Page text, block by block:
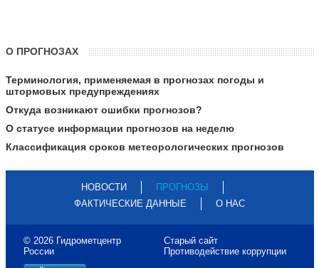
О ПРОГНОЗАХ
Терминология, применяемая в прогнозах погоды и
штормовых предупреждениях
Откуда возникают ошибки прогнозов?
О статусе информации прогнозов на неделю
Классификация сроков метеорологических прогнозов
НОВОСТИ
ПРОГНОЗЫ
ФАКТИЧЕСКИЕ ДАННЫЕ
О НАС
© 2026 Гидрометцентр
России
Старый сайт
Противодействие коррупции